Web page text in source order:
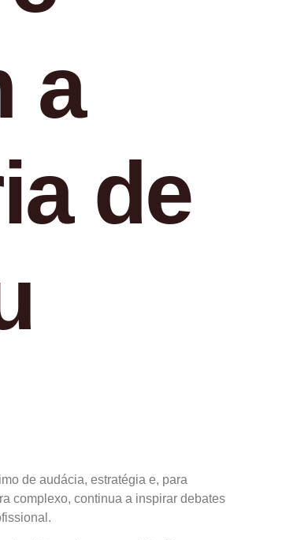
a
de
de audácia, estratégia e, para
complexo, continua a inspirar debates